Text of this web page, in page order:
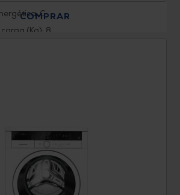
C
(Kg): 8
COMPRAR